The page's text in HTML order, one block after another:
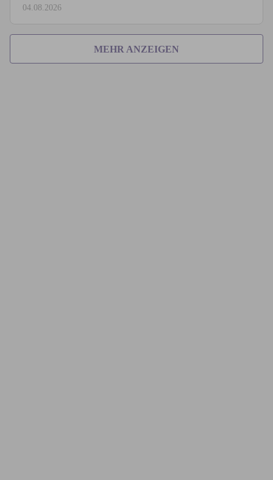
04.08.2026
MEHR ANZEIGEN